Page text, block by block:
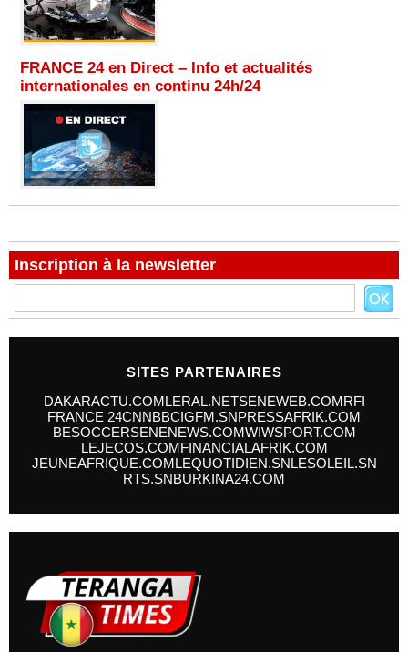
FRANCE 24 en Direct – Info et actualités
internationales en continu 24h/24
Inscription à la newsletter
SITES PARTENAIRES
DAKARACTU.COMLERAL.NETSENEWEB.COMRFI
FRANCE 24CNNBBCIGFM.SNPRESSAFRIK.COM
BESOCCERSENENEWS.COMWIWSPORT.COM
LEJECOS.COMFINANCIALAFRIK.COM
JEUNEAFRIQUE.COMLEQUOTIDIEN.SNLESOLEIL.SN
RTS.SNBURKINA24.COM